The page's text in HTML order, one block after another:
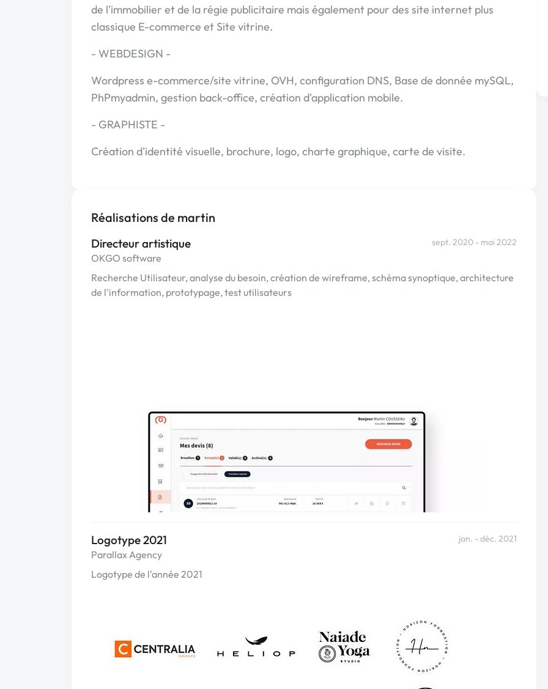
de l'immobilier et de la régie publicitaire mais également pour des site internet plus
classique E-commerce et Site vitrine.
- WEBDESIGN -
Wordpress e-commerce/site vitrine, OVH, configuration DNS, Base de donnée mySQL,
PhPmyadmin, gestion back-office, création d'application mobile.
- GRAPHISTE -
Création d'identité visuelle, brochure, logo, charte graphique, carte de visite.
Réalisations de martin
Directeur artistique
OKGO software
sept. 2020 - mai 2022
Recherche Utilisateur, analyse du besoin, création de wireframe, schéma synoptique, architecture
de l'information, prototypage, test utilisateurs
Logotype 2021
Parallax Agency
jan. - déc. 2021
Logotype de l'année 2021